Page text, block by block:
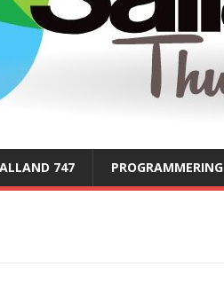
747 PROGRAMMERING